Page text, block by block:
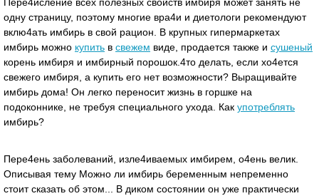
одну страницу, поэтому многие вра4и и диетологи рекомендуют
вклю4ать имбирь в свой рацион. В крупных гипермаркетах
имбирь можно купить в свежем виде, продается также и сушеный
корень имбиря и имбирный порошок.4то делать, если хо4ется
свежего имбиря, а купить его нет возможности? Выращивайте
имбирь дома! Он легко переносит жизнь в горшке на
подоконнике, не требуя специального ухода. Как употреблять
имбирь?
Пере4ень заболеваний, изле4иваемых имбирем, о4ень велик.
Описывая тему Можно ли имбирь беременным непременно
стоит сказать об этом... В диком состоянии он уже практически